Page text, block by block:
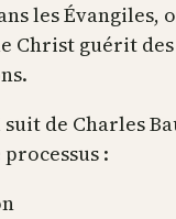
les Évangiles,
Christ guérit
de Charles
: